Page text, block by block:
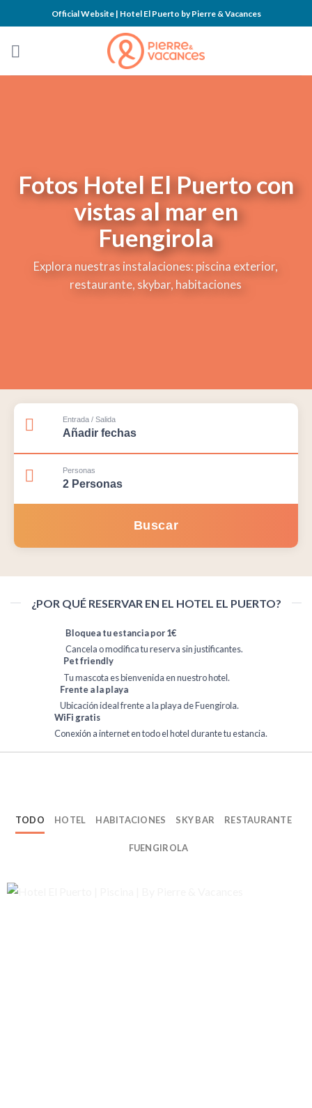
to
content
Official Website | Hotel El Puerto by Pierre & Vacances
Fotos Hotel El Puerto con
vistas al mar en
Fuengirola
Explora nuestras instalaciones: piscina exterior,
restaurante, skybar, habitaciones
Entrada / Salida
Personas
¿POR QUÉ RESERVAR EN EL HOTEL EL PUERTO?
Bloquea tu estancia por 1€
Cancela o modifica tu reserva sin justificantes.
Pet friendly
Tu mascota es bienvenida en nuestro hotel.
Frente a la playa
Ubicación ideal frente a la playa de Fuengirola.
WiFi gratis
Conexión a internet en todo el hotel durante tu estancia.
TODO HOTEL HABITACIONES SKY BAR RESTAURANTE
FUENGIROLA